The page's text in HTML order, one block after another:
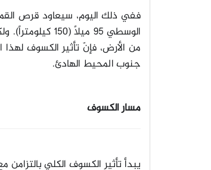
ففي ذلك اليوم، سيعاود قرص
جنوب المحيط الهادئ.
مسار الكسوف